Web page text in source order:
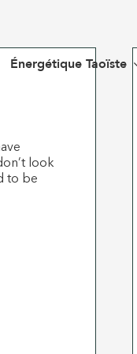
Énergétique Taoïste
look
to be